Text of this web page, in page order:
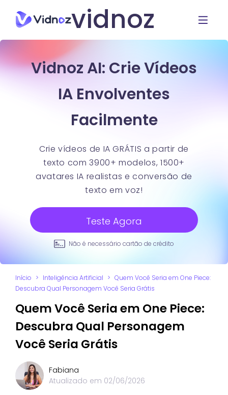
vidnoz
Vidnoz AI: Crie Vídeos
IA Envolventes
Facilmente
Crie vídeos de IA GRÁTIS a partir de
texto com 3900+ modelos, 1500+
avatares IA realistas e conversão de
texto em voz!
Teste Agora
Não é necessário cartão de crédito
Início > Inteligência Artificial > Quem Você Seria em One Piece:
Descubra Qual Personagem Você Seria Grátis
Quem Você Seria em One Piece:
Descubra Qual Personagem
Você Seria Grátis
Fabiana
Atualizado em 02/06/2026